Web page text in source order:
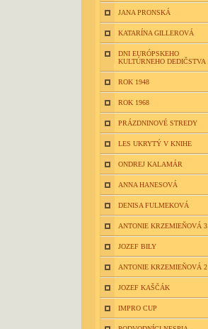
JANA PRONSKÁ
KATARÍNA GILLEROVÁ
DNI EURÓPSKEHO
KULTÚRNEHO DEDIČSTVA
ROK 1948
ROK 1968
PRÁZDNINOVÉ STREDY
LES UKRYTÝ V KNIHE
ONDREJ KALAMÁR
ANNA HANESOVÁ
DENISA FULMEKOVÁ
ANTONIE KRZEMIEŇOVÁ 3
JOZEF BILY
ANTONIE KRZEMIEŇOVÁ 2
JOZEF KAŠČÁK
IMPRO CUP